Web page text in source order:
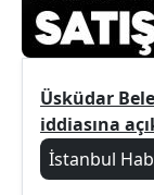
Üsküdar
iddiasına
İstanbul